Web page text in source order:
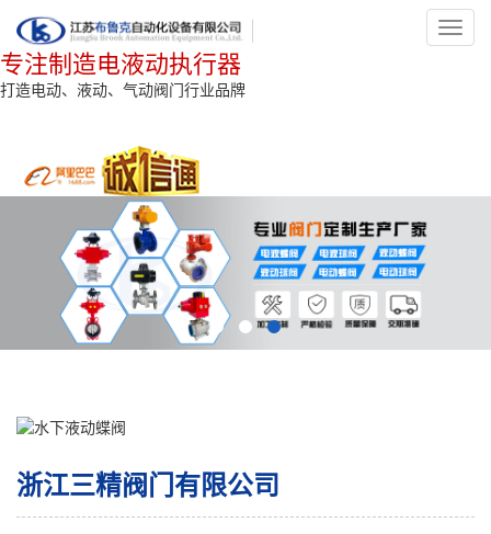
专注制造电液动执行器
打造电动、液动、气动阀门行业品牌
浙江三精阀门有限公司